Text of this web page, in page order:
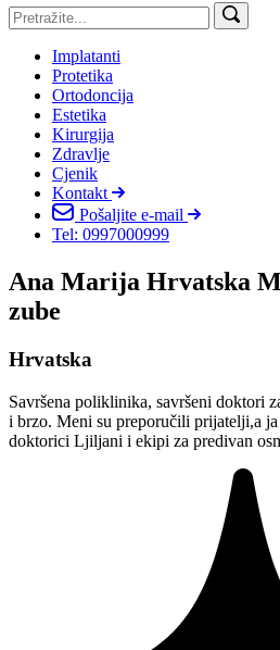
Implatanti
Protetika
Ortodoncija
Estetika
Kirurgija
Zdravlje
Cjenik
Kontakt
Pošaljite e-mail
Tel: 0997000999
Ana Marija Hrvatska
zube
Hrvatska
Savršena poliklinika, savršeni doktori
i brzo. Meni su preporučili prijatelji,a
doktorici Ljiljani i ekipi za predivan